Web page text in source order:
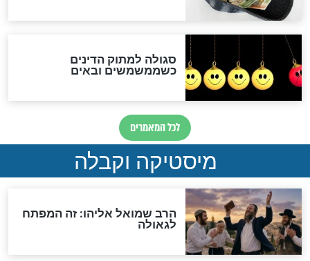
האם אפשר לחשב את הקץ?
מה יהיה בימות המשיח?
"לפני הגאולה תהיה אפיקורסות
והכחשה גדולה מאוד של
האמונה"